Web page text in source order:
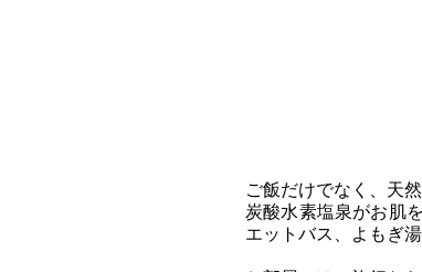
ご飯だけでなく、天
炭酸水素塩泉がお肌
エットバス、よもぎ